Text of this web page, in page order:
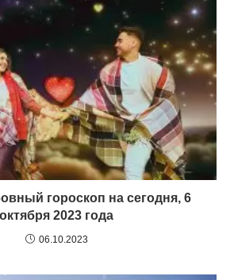
гороскоп на сегодня, 6
октября 2023 года
06.10.2023